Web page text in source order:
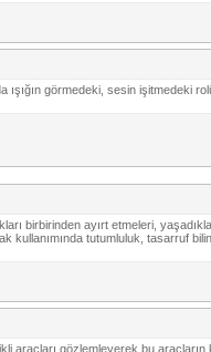
ışığın görmedeki, sesin işitmedeki
birbirinden ayırt etmeleri,
kullanımında tutumluluk, tasarruf
araçları gözlemleyerek bu araçların